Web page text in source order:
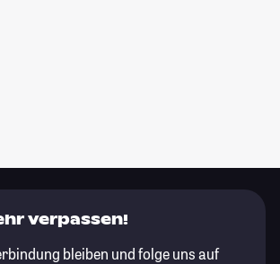
verpassen!
bleiben und folge uns auf